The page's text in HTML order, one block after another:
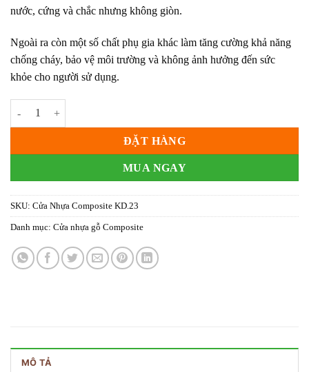
nước, cứng và chắc nhưng không giòn.
Ngoài ra còn một số chất phụ gia khác làm tăng cường khả năng
chống cháy, bảo vệ môi trường và không ảnh hưởng đến sức
khỏe cho người sử dụng.
Cửa Nhựa Composite KD.23 số lượng
ĐẶT HÀNG
MUA NGAY
SKU: Cửa Nhựa Composite KD.23
Danh mục: Cửa nhựa gỗ Composite
MÔ TẢ